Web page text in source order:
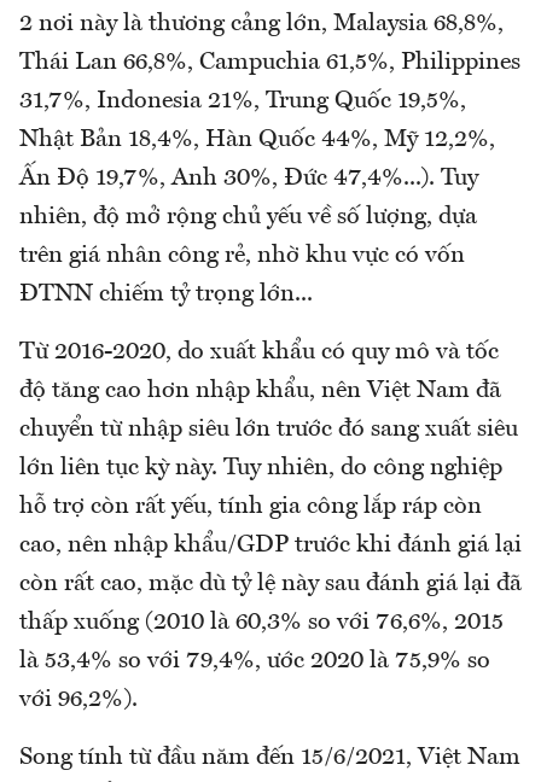
2 nơi này là thương cảng lớn, Malaysia 68,8%,
Thái Lan 66,8%, Campuchia 61,5%, Philippines
31,7%, Indonesia 21%, Trung Quốc 19,5%,
Nhật Bản 18,4%, Hàn Quốc 44%, Mỹ 12,2%,
Ấn Độ 19,7%, Anh 30%, Đức 47,4%...). Tuy
nhiên, độ mở rộng chủ yếu về số lượng, dựa
trên giá nhân công rẻ, nhờ khu vực có vốn
ĐTNN chiếm tỷ trọng lớn...
Từ 2016-2020, do xuất khẩu có quy mô và tốc
độ tăng cao hơn nhập khẩu, nên Việt Nam đã
chuyển từ nhập siêu lớn trước đó sang xuất siêu
lớn liên tục kỳ này. Tuy nhiên, do công nghiệp
hỗ trợ còn rất yếu, tính gia công lắp ráp còn
cao, nên nhập khẩu/GDP trước khi đánh giá lại
còn rất cao, mặc dù tỷ lệ này sau đánh giá lại đã
thấp xuống (2010 là 60,3% so với 76,6%, 2015
là 53,4% so với 79,4%, ước 2020 là 75,9% so
với 96,2%).
Song tính từ đầu năm đến 15/6/2021, Việt Nam